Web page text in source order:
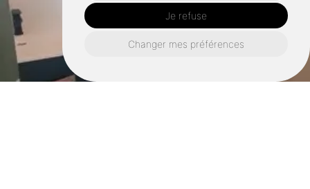
Je refuse
Changer mes préférences